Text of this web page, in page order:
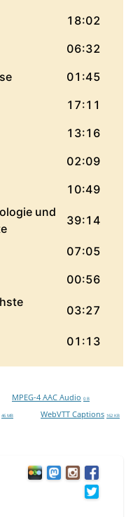
MPEG-4 AAC Audio 0 B
46 MB WebVTT Captions 162 KB